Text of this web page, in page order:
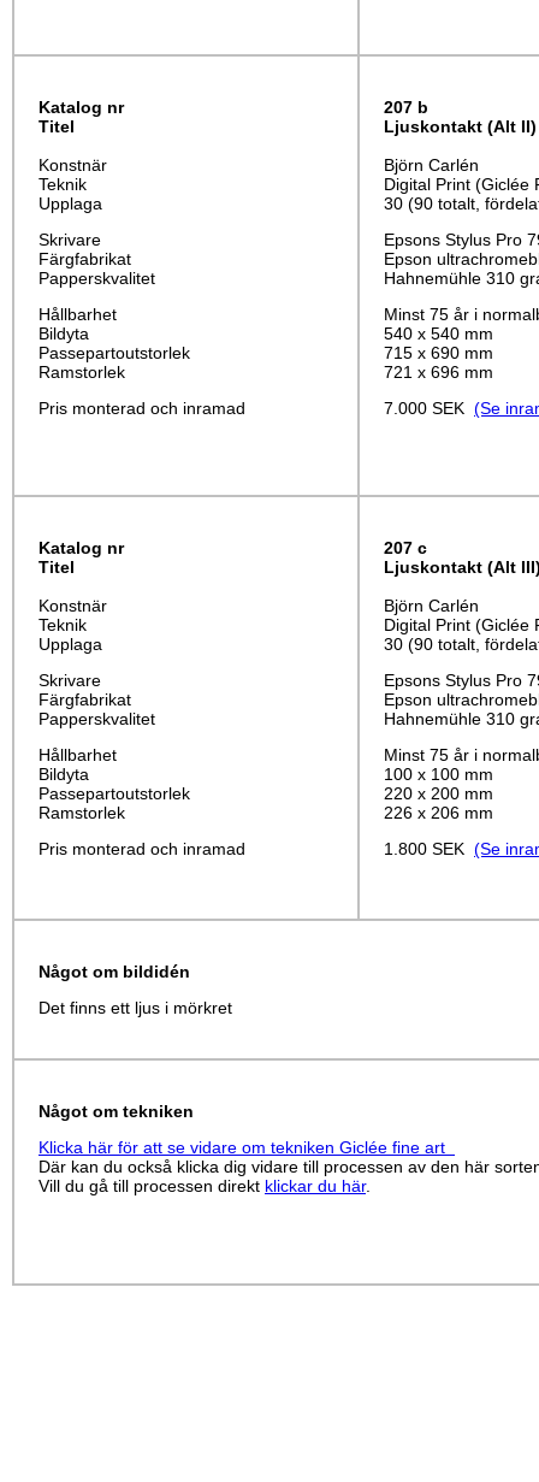
Katalog nr
Titel
Konstnär
Teknik
Upplaga
Skrivare
Färgfabrikat
Papperskvalitet
Hållbarhet
Bildyta
Passepartoutstorlek
Ramstorlek
Pris monterad och inramad
207 b
Ljuskontakt (Alt II)
Björn Carlén
Digital Print (Giclée
30 (90 totalt,
Epsons Stylus Pro
Epson
Hahnemühle 310
Minst 75 år i
540 x 540 mm
715 x 690 mm
721 x 696 mm
7.000 SEK (Se
Katalog nr
Titel
Konstnär
Teknik
Upplaga
Skrivare
Färgfabrikat
Papperskvalitet
Hållbarhet
Bildyta
Passepartoutstorlek
Ramstorlek
Pris monterad och inramad
207 c
Ljuskontakt (Alt
Björn Carlén
Digital Print (Giclée
30 (90 totalt,
Epsons Stylus Pro
Epson
Hahnemühle 310
Minst 75 år i
100 x 100 mm
220 x 200 mm
226 x 206 mm
1.800 SEK (Se
Något om bildidén
Det finns ett ljus i mörkret
Något om tekniken
Klicka här för att se vidare om tekniken Giclée fine art
Där kan du också klicka dig vidare till processen av den här
Vill du gå till processen direkt klickar du här.